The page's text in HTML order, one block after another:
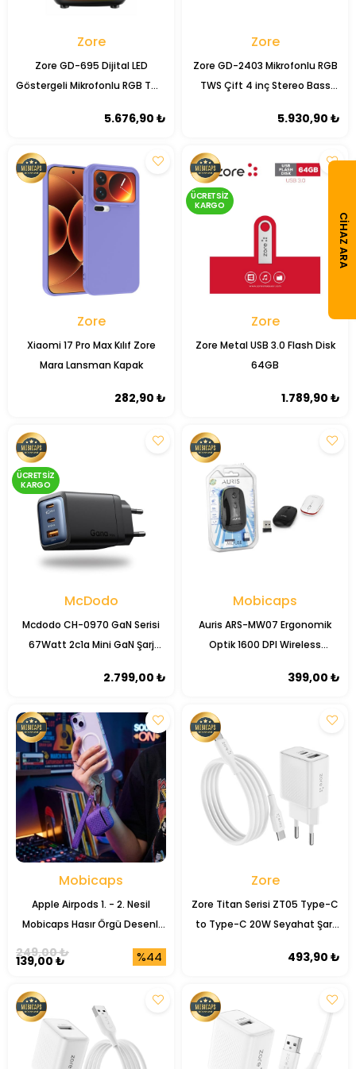
Zore
Zore GD-695 Dijital LED
Göstergeli Mikrofonlu RGB TWS
Karaoke Hoparlör5.676,90 ₺
Zore
Zore GD-2403 Mikrofonlu RGB
TWS Çift 4 inç Stereo Bass
5.930,90 ₺
Zore
Xiaomi 17 Pro Max Kılıf Zore
Mara Lansman Kapak
282,90 ₺
Zore
Zore Metal USB 3.0 Flash Disk
64GB
ÜCRETSIZ
KARGO
1.789,90 ₺
McDodo
Mcdodo CH-0970 GaN Serisi
67Watt 2c1a Mini GaN Şarj
ÜCRETSIZ
KARGO
2.799,00 ₺
Mobicaps
Auris ARS-MW07 Ergonomik
Optik 1600 DPI Wireless
399,00 ₺
Mobicaps
Apple Airpods 1. - 2. Nesil
Mobicaps Hasır Örgü Desenli
%44
139,00 ₺
249,00 ₺
Zore
Zore Titan Serisi ZT05 Type-C
to Type-C 20W Seyahat Şarj
493,90 ₺
CIHAZ ARA